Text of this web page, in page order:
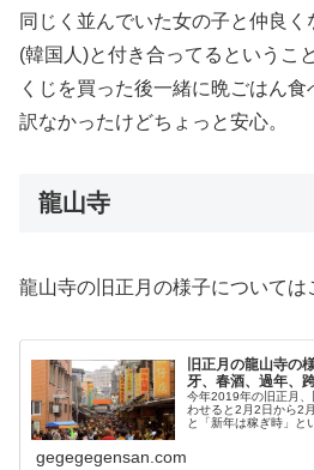
同じく並んでいた女の子と仲良く
(韓国人)と付き合ってるというこ
くじを買った後一緒に晩ごはん
訳なかったけどちょっと安心。
龍山寺
龍山寺の旧正月の様子については
旧正月の龍山寺の
牙、春酒、過年、跨
今年2019年の旧正月
わせると2月2日から2
と「新年は稼ぎ時」と
と道は空いていて飲
「台湾の建物を散歩
gegegegensan.com